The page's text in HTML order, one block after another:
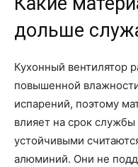
дольше
Кухонный вентилятор
повышенной
испарений, поэтому
влияет на срок
устойчивыми
алюминий. Они не